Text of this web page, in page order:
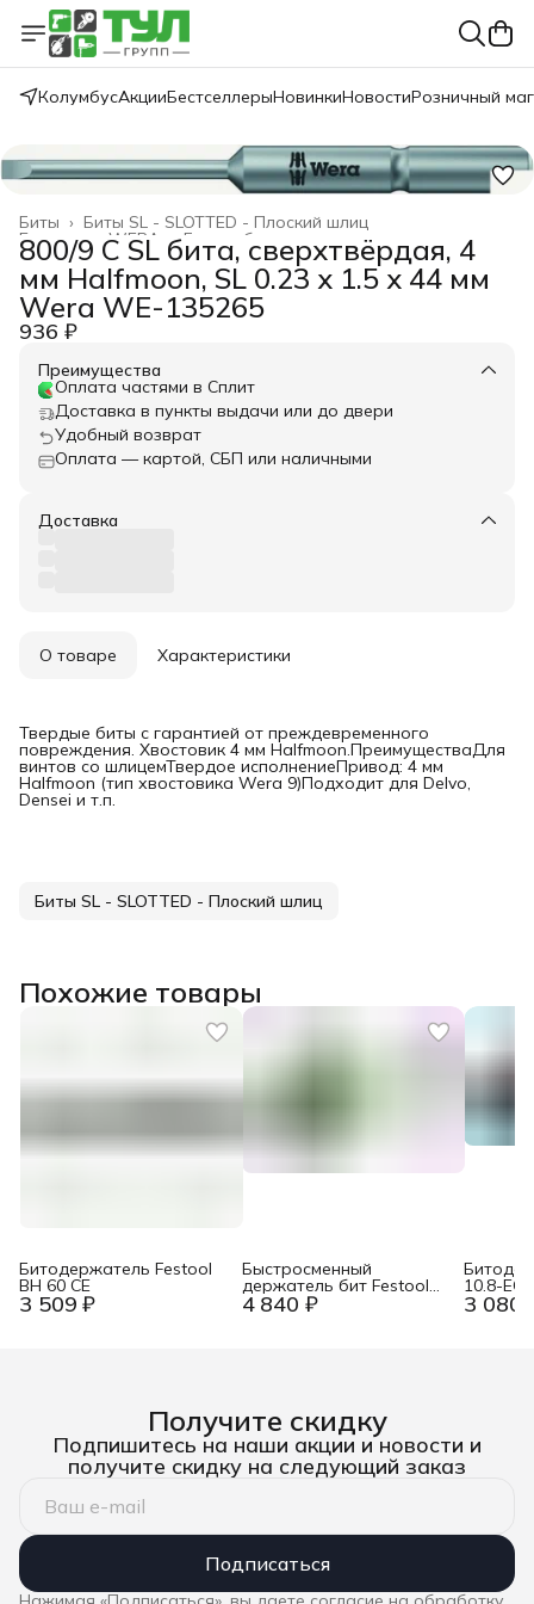
КолумбусАкцииБестселлерыНовинкиНовостиРозничный
Биты SL - SLOTTED - Плоский шлиц
Биты ›
Биты и битодержатели
WERA ›
Главная
800/9 C SL бита, сверхтвёрдая, 4
мм Halfmoon, SL 0.23 x 1.5 x 44 мм
Wera WE-135265
936 ₽
Преимущества
Оплата частями в Сплит
Доставка в пункты выдачи или до двери
Удобный возврат
Оплата — картой, СБП или наличными
Доставка
О товаре Характеристики
Твердые биты с гарантией от преждевременного
повреждения. Хвостовик 4 мм Halfmoon.ПреимуществаДля
винтов со шлицемТвердое исполнениеПривод: 4 мм
Halfmoon (тип хвостовика Wera 9)Подходит для Delvo,
Densei и т.п.
Биты SL - SLOTTED - Плоский шлиц
Похожие товары
3 509 ₽
Битодержатель Festool
BH 60 CE
4 840 ₽
Быстросменный
держатель бит Festool
BHS 60 CE 3 080
10.8-EC
Получите скидку
Подпишитесь на наши акции и новости и
получите скидку на следующий заказ
Подписаться